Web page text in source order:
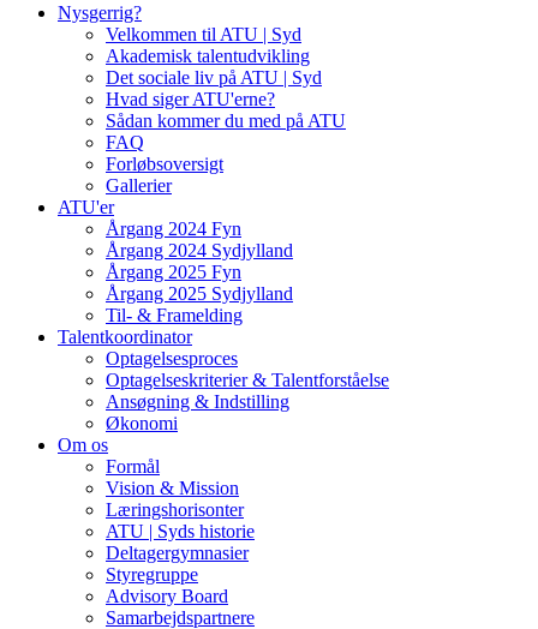
Nysgerrig?
Velkommen til ATU | Syd
Akademisk talentudvikling
Det sociale liv på ATU | Syd
Hvad siger ATU'erne?
Sådan kommer du med på ATU
FAQ
Forløbsoversigt
Gallerier
ATU'er
Årgang 2024 Fyn
Årgang 2024 Sydjylland
Årgang 2025 Fyn
Årgang 2025 Sydjylland
Til- & Framelding
Talentkoordinator
Optagelsesproces
Optagelseskriterier & Talentforståelse
Ansøgning & Indstilling
Økonomi
Om os
Formål
Vision & Mission
Læringshorisonter
ATU | Syds historie
Deltagergymnasier
Styregruppe
Advisory Board
Samarbejdspartnere